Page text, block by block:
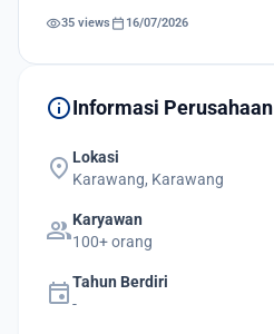
visibility35 views calendar_today 16/07/2026
infoInformasi Perusahaan
location_on Lokasi
Karawang, Karawang
groupKaryawan
100+ orang
eventTahun Berdiri
-